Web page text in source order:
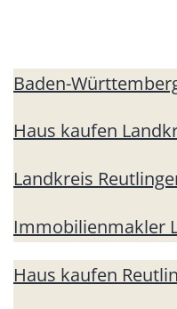
Baden-
Haus kaufen
Landkreis
Immobilienmakler
Haus kaufen